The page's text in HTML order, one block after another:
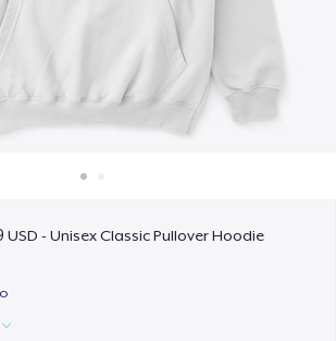
USD - Unisex Classic Pullover Hoodie